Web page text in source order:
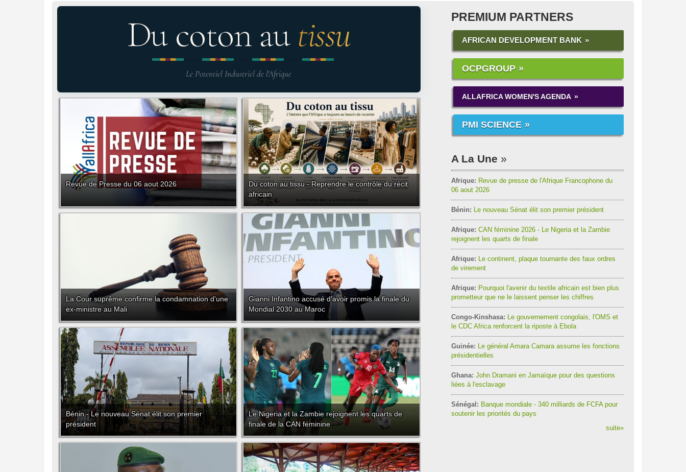
Du coton au tissu
Le Potentiel Industriel de l'Afrique
Revue de Presse du 06 aout 2026
Du coton au tissu - Reprendre le contrôle du récit
africain
La Cour suprême confirme la condamnation d'une
ex-ministre au Mali
Gianni Infantino accusé d'avoir promis la finale du
Mondial 2030 au Maroc
Bénin - Le nouveau Sénat élit son premier
président
Le Nigeria et la Zambie rejoignent les quarts de
finale de la CAN féminine
PREMIUM PARTNERS
AFRICAN DEVELOPMENT BANK
OCPGROUP
ALLAFRICA WOMEN'S AGENDA
PMI SCIENCE
A La Une
Afrique: Revue de presse de l'Afrique Francophone du
06 aout 2026
Bénin: Le nouveau Sénat élit son premier président
Afrique: CAN féminine 2026 - Le Nigeria et la Zambie
rejoignent les quarts de finale
Afrique: Le continent, plaque tournante des faux ordres
de virement
Afrique: Pourquoi l'avenir du textile africain est bien plus
prometteur que ne le laissent penser les chiffres
Congo-Kinshasa: Le gouvernement congolais, l'OMS et
le CDC Africa renforcent la riposte à Ebola
Guinée: Le général Amara Camara assume les fonctions
présidentielles
Ghana: John Dramani en Jamaïque pour des questions
liées à l'esclavage
Sénégal: Banque mondiale - 340 milliards de FCFA pour
soutenir les priorités du pays
suite»